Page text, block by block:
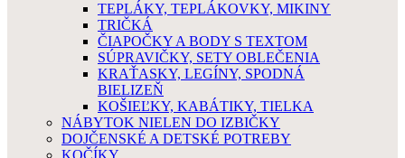
TEPLÁKY, TEPLÁKOVKY, MIKINY
TRIČKÁ
ČIAPOČKY A BODY S TEXTOM
SÚPRAVIČKY, SETY OBLEČENIA
KRAŤASKY, LEGÍNY, SPODNÁ
BIELIZEŇ
KOŠIEĽKY, KABÁTIKY, TIELKA
NÁBYTOK NIELEN DO IZBIČKY
DOJČENSKÉ A DETSKÉ POTREBY